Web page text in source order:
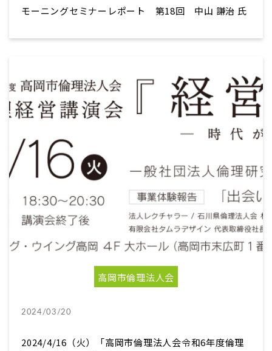
モーニングセミナーレポート 第18回 中山 謙治 氏
高岡市倫理法人会
2024/03/20
2024/4/16（火）「高岡市倫理法人会令和6年度倫理